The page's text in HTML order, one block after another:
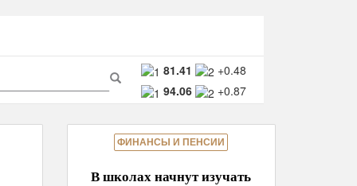
81.41
+0.48
94.06
+0.87
Поиск
ФИНАНСЫ И ПЕНСИИ
В школах начнут изучать